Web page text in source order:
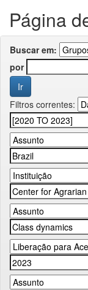
Página
Buscar em:
por
Filtros correntes: